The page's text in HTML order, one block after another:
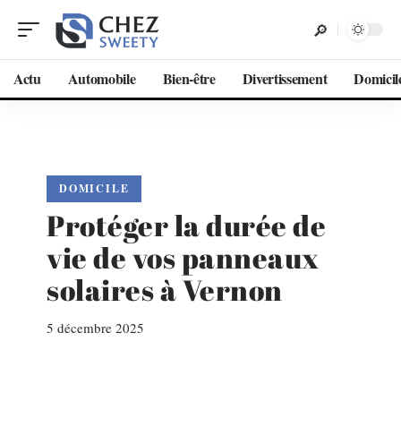
Actu Automobile Bien-être Divertissement
DOMICILE
Protéger la durée de
vie de vos panneaux
solaires à Vernon
5 décembre 2025